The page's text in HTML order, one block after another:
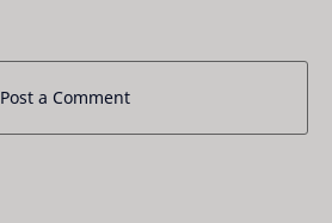
Post a Comment